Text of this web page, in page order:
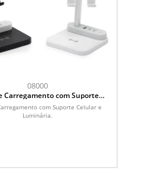
08000
Carregamento com Suporte
Celular e Lumináriacom Suporte Celular e
Luminária.